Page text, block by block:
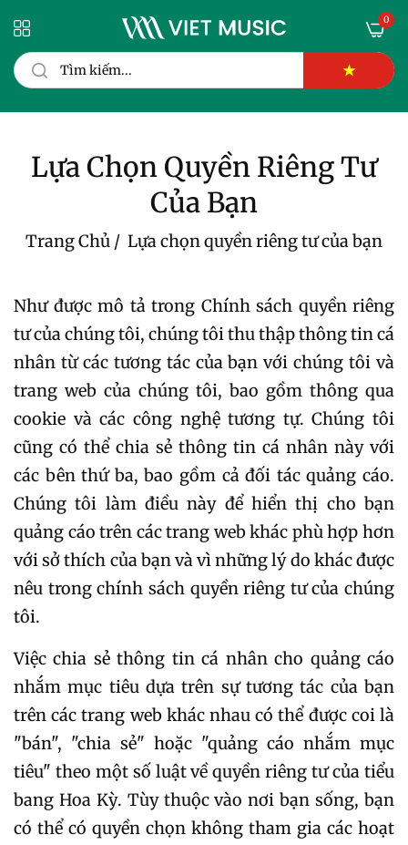
★
0
Lựa Chọn Quyền Riêng Tư
Của Bạn
Trang Chủ / Lựa chọn quyền riêng tư của bạn
Như được mô tả trong Chính sách quyền riêng
tư của chúng tôi, chúng tôi thu thập thông tin cá
nhân từ các tương tác của bạn với chúng tôi và
trang web của chúng tôi, bao gồm thông qua
cookie và các công nghệ tương tự. Chúng tôi
cũng có thể chia sẻ thông tin cá nhân này với
các bên thứ ba, bao gồm cả đối tác quảng cáo.
Chúng tôi làm điều này để hiển thị cho bạn
quảng cáo trên các trang web khác phù hợp hơn
với sở thích của bạn và vì những lý do khác được
nêu trong chính sách quyền riêng tư của chúng
tôi.
Việc chia sẻ thông tin cá nhân cho quảng cáo
nhắm mục tiêu dựa trên sự tương tác của bạn
trên các trang web khác nhau có thể được coi là
"bán", "chia sẻ" hoặc "quảng cáo nhắm mục
tiêu" theo một số luật về quyền riêng tư của tiểu
bang Hoa Kỳ. Tùy thuộc vào nơi bạn sống, bạn
có thể có quyền chọn không tham gia các hoạt